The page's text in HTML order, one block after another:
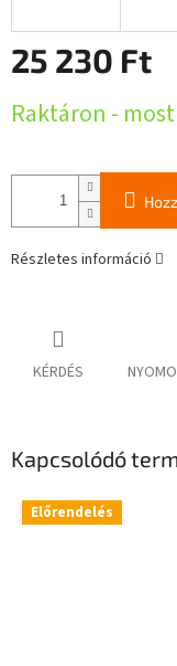
25 230 Ft
Raktáron -
Részletes információ
KÉRDÉS
Kapcsolódó
Előrendelés